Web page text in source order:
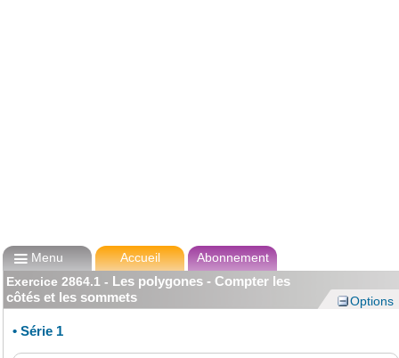
Menu Accueil
Abonnement
Exercice 2864.1 - Les polygones - Compter les
côtés et les sommets
Options
• Série 1